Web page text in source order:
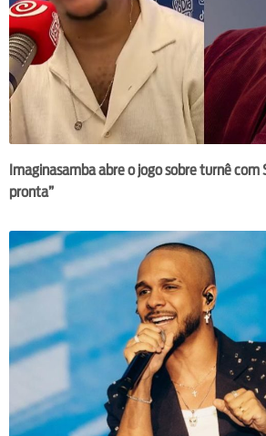
Imaginasamba abre o jogo sobre turnê com
pronta”